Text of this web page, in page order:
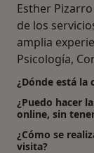
Esther
de los
amplia
Psicología,
¿Dónde está la
¿Puedo hacer
online, sin
¿Cómo se
visita?